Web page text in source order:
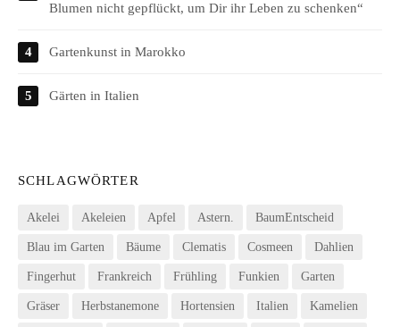
Blumen nicht gepflückt, um Dir ihr Leben zu schenken“
Gartenkunst in Marokko
Gärten in Italien
SCHLAGWÖRTER
Akelei Akeleien Apfel Astern. BaumEntscheid
Blau im Garten Bäume Clematis Cosmeen Dahlien
Fingerhut Frankreich Frühling Funkien Garten
Gräser Herbstanemone Hortensien Italien Kamelien